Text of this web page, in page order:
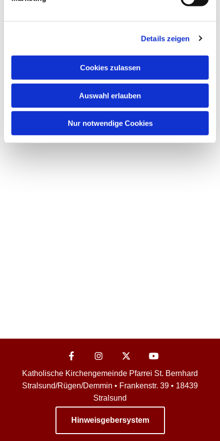
Details zeigen
Cookies zulassen
Auswahl erlauben
Nur notwendige Cookies
Dies könnte Sie auch
interessieren
Katholische Kirchengemeinde Pfarrei St. Bernhard
Stralsund/Rügen/Demmin • Frankenstr. 39 • 18439
Stralsund
Hinweisgebersystem